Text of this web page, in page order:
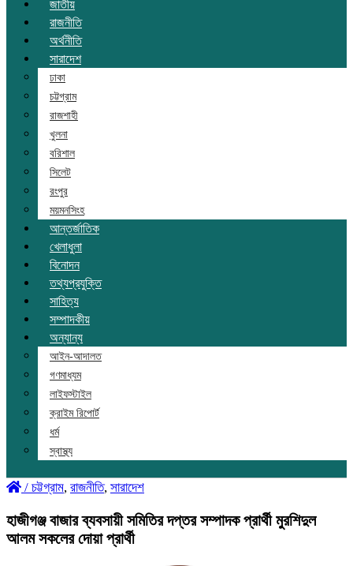
জাতীয়
রাজনীতি
অর্থনীতি
সারাদেশ
ঢাকা
চট্টগ্রাম
রাজশাহী
খুলনা
বরিশাল
সিলেট
রংপুর
ময়মনসিংহ
আন্তর্জাতিক
খেলাধুলা
বিনোদন
তথ্যপ্রযুক্তি
সাহিত্য
সম্পাদকীয়
অন্যান্য
আইন-আদালত
গণমাধ্যম
লাইফস্টাইল
ক্রাইম রিপোর্ট
ধর্ম
স্বাস্থ্য
/ চট্টগ্রাম, রাজনীতি, সারাদেশ
হাজীগঞ্জ বাজার ব্যবসায়ী সমিতির দপ্তর সম্পাদক প্রার্থী মুরশিদুল
আলম সকলের দোয়া প্রার্থী